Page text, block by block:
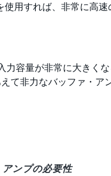
用すれば、非常に高
容量が非常に大きく
非力なバッファ・
ンプの必要性